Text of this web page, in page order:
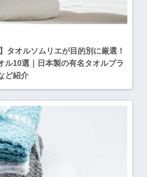
タオルソムリエが目的別に厳選！
ル10選｜日本製の有名タオルブラ
ど紹介